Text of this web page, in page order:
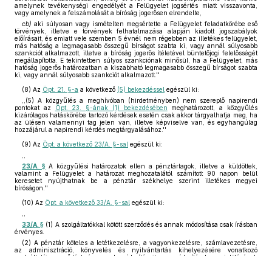
amelynek tevékenységi engedélyét a Felügyelet jogsértés miatt visszavonta,
vagy amelynek a felszámolását a bíróság jogerősen elrendelte,
cb) aki súlyosan vagy ismételten megsértette a Felügyelet feladatkörébe eső
törvények, illetve e törvények felhatalmazása alapján kiadott jogszabályok
előírásait, és emiatt vele szemben 5 évnél nem régebben az illetékes felügyelet,
más hatóság a legmagasabb összegű bírságot szabta ki, vagy annál súlyosabb
szankciót alkalmazott, illetve a bíróság jogerős ítéletével büntetőjogi felelősségét
megállapította. E tekintetben súlyos szankciónak minősül, ha a Felügyelet, más
hatóság jogerős határozatban a kiszabható legmagasabb összegű bírságot szabta
ki, vagy annál súlyosabb szankciót alkalmazott.''
(8) Az Öpt. 21. §-a a következő (5) bekezdéssel egészül ki:
,,(5) A közgyűlés a meghívóban (hirdetményben) nem szereplő napirendi
pontokat az
Öpt. 23. §-ának (1) bekezdésében meghatározott, a közgyűlés
kizárólagos hatáskörébe tartozó kérdések esetén csak akkor tárgyalhatja meg, ha
az ülésen valamennyi tag jelen van, illetve képviselve van, és egyhangúlag
hozzájárul a napirendi kérdés megtárgyalásához.''
(9) Az Öpt. a következő 23/A. §-sal egészül ki:
23/A. §A közgyűlési határozatok ellen a pénztártagok, illetve a küldöttek,
valamint a Felügyelet a határozat meghozatalától számított 90 napon belül
keresetet nyújthatnak be a pénztár székhelye szerint illetékes megyei
bíróságon.''
(10) Az Öpt. a következő 33/A. §-sal egészül ki:
33/A. § (1) A szolgáltatókkal kötött szerződés és annak módosítása csak írásban
érvényes.
(2) A pénztár köteles a letétkezelésre, a vagyonkezelésre, számlavezetésre,
az adminisztráció, könyvelés és nyilvántartás kihelyezésére vonatkozó